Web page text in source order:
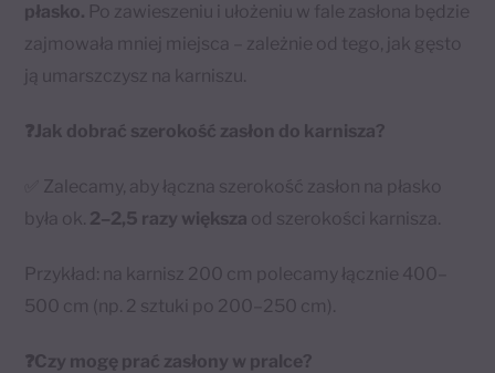
płasko. Po zawieszeniu i ułożeniu w fale zasłona będzie
zajmowała mniej miejsca – zależnie od tego, jak gęsto
ją umarszczysz na karniszu.
❓Jak dobrać szerokość zasłon do karnisza?
✅ Zalecamy, aby łączna szerokość zasłon na płasko
była ok. 2–2,5 razy większa od szerokości karnisza.
Przykład: na karnisz 200 cm polecamy łącznie 400–
500 cm (np. 2 sztuki po 200–250 cm).
❓Czy mogę prać zasłony w pralce?